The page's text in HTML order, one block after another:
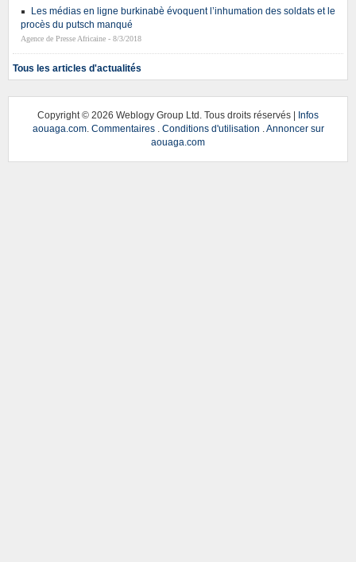
Les médias en ligne burkinabè évoquent l’inhumation des soldats et le
procès du putsch manqué
Agence de Presse Africaine - 8/3/2018
Tous les articles d'actualités
Copyright © 2026 Weblogy Group Ltd. Tous droits réservés | Infos
aouaga.com. Commentaires. Conditions d'utilisation
Annoncer sur
aouaga.com